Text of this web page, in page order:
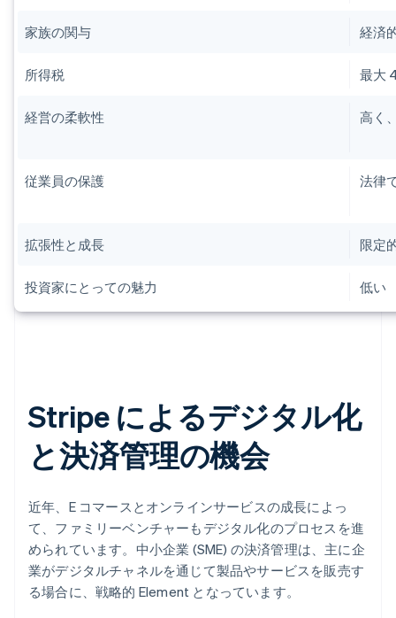
家族の関与 経済
所得税 最大
経営の柔軟性 高く
従業員の保護 法律
拡張性と成長 限定
投資家にとっての魅力 低い
Stripe によるデジタル化
と決済管理の機会
近年、E コマースとオンラインサービスの成長によっ
て、ファミリーベンチャーもデジタル化のプロセスを進
められています。中小企業 (SME) の決済管理は、主に企
業がデジタルチャネルを通じて製品やサービスを販売す
る場合に、戦略的 Element となっています。